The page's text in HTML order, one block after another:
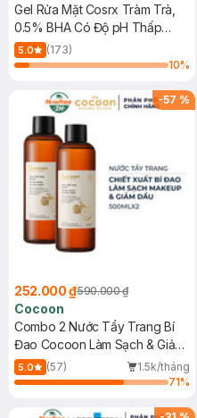
Gel Rửa Mặt Cosrx Tràm Trà,
0.5% BHA Có Độ pH Thấp
150ml
5.0
(173)
10%
-57 %
252.000 ₫590.000 ₫
Cocoon
Combo 2 Nước Tẩy Trang Bí
Đao Cocoon Làm Sạch & Giảm
Dầu 500ml
5.0 (57)
1.5k/tháng
71%